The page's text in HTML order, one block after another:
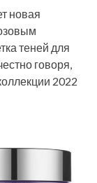
новая
теней для
говоря,
2022